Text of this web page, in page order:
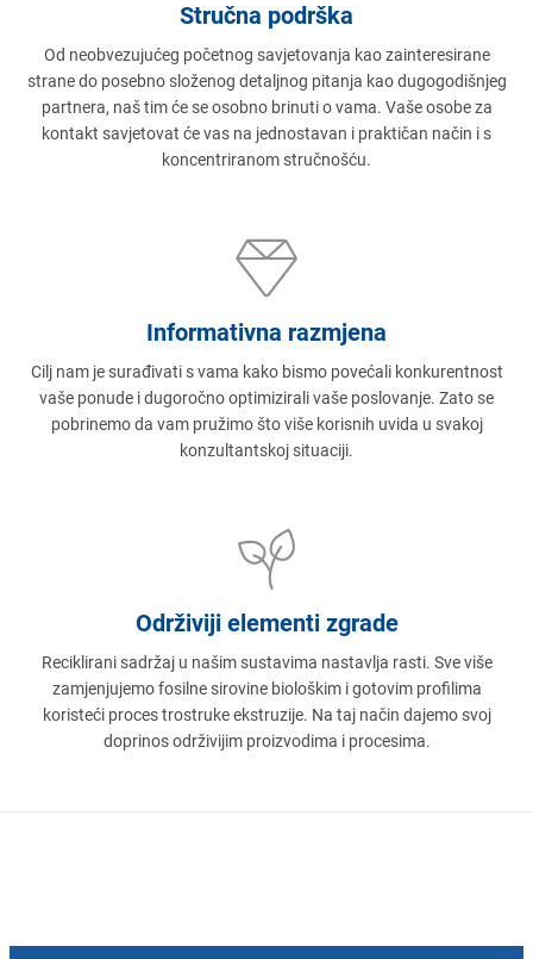
Stručna podrška
Od neobvezujućeg početnog savjetovanja kao zainteresirane
strane do posebno složenog detaljnog pitanja kao dugogodišnjeg
partnera, naš tim će se osobno brinuti o vama. Vaše osobe za
kontakt savjetovat će vas na jednostavan i praktičan način i s
koncentriranom stručnošću.
Informativna razmjena
Cilj nam je surađivati s vama kako bismo povećali konkurentnost
vaše ponude i dugoročno optimizirali vaše poslovanje. Zato se
pobrinemo da vam pružimo što više korisnih uvida u svakoj
konzultantskoj situaciji.
Održiviji elementi zgrade
Reciklirani sadržaj u našim sustavima nastavlja rasti. Sve više
zamjenjujemo fosilne sirovine biološkim i gotovim profilima
koristeći proces trostruke ekstruzije. Na taj način dajemo svoj
doprinos održivijim proizvodima i procesima.